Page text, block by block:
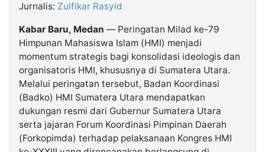
Kabarbaru.co
2026
Kabarbaru
Media
Holding
Jurnalis: Zulfikar Rasyid
Kabar Baru, Medan — Peringatan Milad ke-79
Himpunan Mahasiswa Islam (HMI) menjadi
momentum strategis bagi konsolidasi ideologis dan
organisatoris HMI, khususnya di Sumatera Utara.
Melalui peringatan tersebut, Badan Koordinasi
(Badko) HMI Sumatera Utara mendapatkan
dukungan resmi dari Gubernur Sumatera Utara
serta jajaran Forum Koordinasi Pimpinan Daerah
(Forkopimda) terhadap pelaksanaan Kongres HMI